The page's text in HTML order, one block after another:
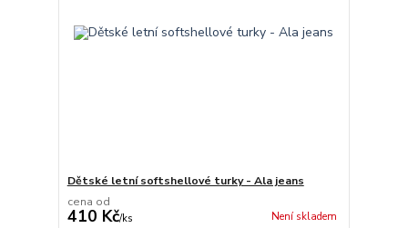
Dětské letní softshellové turky - Ala jeans
cena od
410 Kč/ks Není skladem